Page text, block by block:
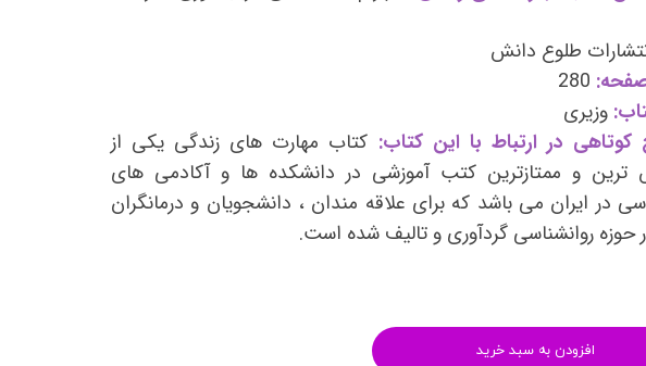
و تربیت کودک
خانواده
و سخنوری
انتشارات قطره
انتشارات ققنوس
انتشارات مدرسان شریف
انتشارات ویرایش
طلوع دانش
280
وزیری
در ارتباط با این کتاب: کتاب مهارت های زندگی یکی از
ترین و ممتازترین کتب آموزشی در دانشکده ها و آکادمی های
در ایران می باشد که برای علاقه مندان ، دانشجویان و درمانگران
حوزه روانشناسی گردآوری و تالیف شده است.
افزودن به سبد خرید